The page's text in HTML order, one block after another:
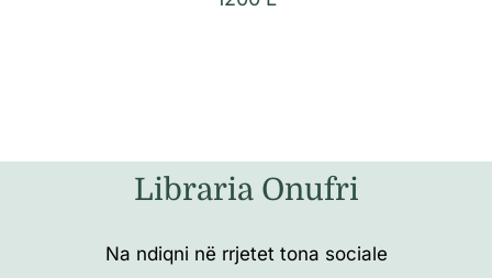
Libraria Onufri
Na ndiqni në rrjetet tona sociale